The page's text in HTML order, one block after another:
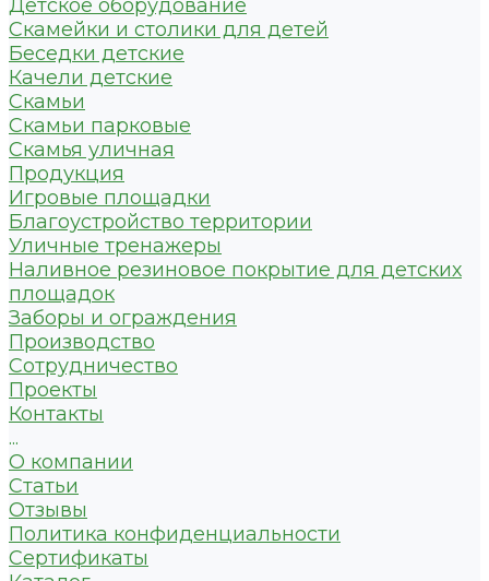
Детское оборудование
Скамейки и столики для детей
Беседки детские
Качели детские
Скамьи
Скамьи парковые
Скамья уличная
Продукция
Игровые площадки
Благоустройство территории
Уличные тренажеры
Наливное резиновое покрытие для детских
площадок
Заборы и ограждения
Производство
Сотрудничество
Проекты
Контакты
...
О компании
Статьи
Отзывы
Политика конфиденциальности
Сертификаты